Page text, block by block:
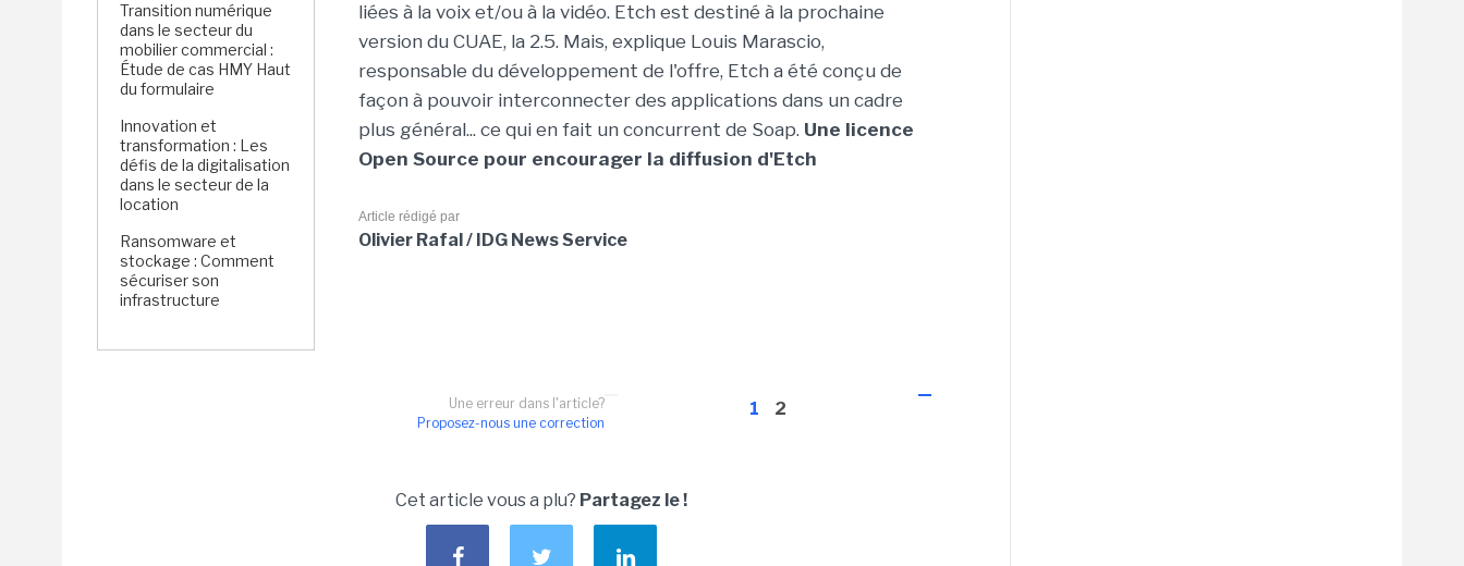
Transition numérique
dans le secteur du
mobilier commercial :
Étude de cas HMY Haut
du formulaire
Innovation et
transformation : Les
défis de la digitalisation
dans le secteur de la
location
Ransomware et
stockage : Comment
sécuriser son
infrastructure
liées à la voix et/ou à la vidéo. Etch est destiné à la prochaine
version du CUAE, la 2.5. Mais, explique Louis Marascio,
responsable du développement de l'offre, Etch a été conçu de
façon à pouvoir interconnecter des applications dans un cadre
plus général... ce qui en fait un concurrent de Soap. Une licence
Open Source pour encourager la diffusion d'Etch
1 2
Une erreur dans l'article?
Proposez-nous une correction
Article rédigé par
Olivier Rafal / IDG News Service
Cet article vous a plu? Partagez le !